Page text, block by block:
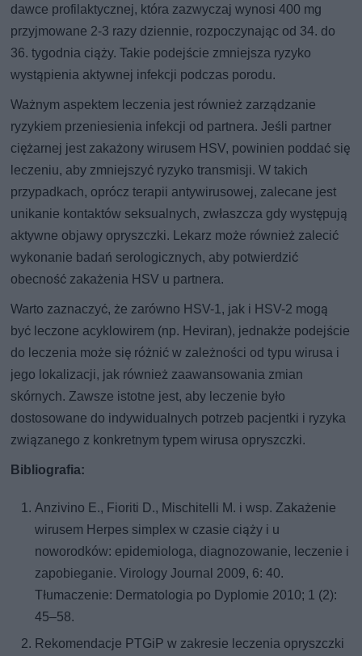
dawce profilaktycznej, która zazwyczaj wynosi 400 mg
przyjmowane 2-3 razy dziennie, rozpoczynając od 34. do
36. tygodnia ciąży. Takie podejście zmniejsza ryzyko
wystąpienia aktywnej infekcji podczas porodu.
Ważnym aspektem leczenia jest również zarządzanie
ryzykiem przeniesienia infekcji od partnera. Jeśli partner
ciężarnej jest zakażony wirusem HSV, powinien poddać się
leczeniu, aby zmniejszyć ryzyko transmisji. W takich
przypadkach, oprócz terapii antywirusowej, zalecane jest
unikanie kontaktów seksualnych, zwłaszcza gdy występują
aktywne objawy opryszczki. Lekarz może również zalecić
wykonanie badań serologicznych, aby potwierdzić
obecność zakażenia HSV u partnera.
Warto zaznaczyć, że zarówno HSV-1, jak i HSV-2 mogą
być leczone acyklowirem (np. Heviran), jednakże podejście
do leczenia może się różnić w zależności od typu wirusa i
jego lokalizacji, jak również zaawansowania zmian
skórnych. Zawsze istotne jest, aby leczenie było
dostosowane do indywidualnych potrzeb pacjentki i ryzyka
związanego z konkretnym typem wirusa opryszczki.
Bibliografia:
Anzivino E., Fioriti D., Mischitelli M. i wsp. Zakażenie
wirusem Herpes simplex w czasie ciąży i u
noworodków: epidemiologa, diagnozowanie, leczenie i
zapobieganie. Virology Journal 2009, 6: 40.
Tłumaczenie: Dermatologia po Dyplomie 2010; 1 (2):
45–58.
Rekomendacje PTGiP w zakresie leczenia opryszczki